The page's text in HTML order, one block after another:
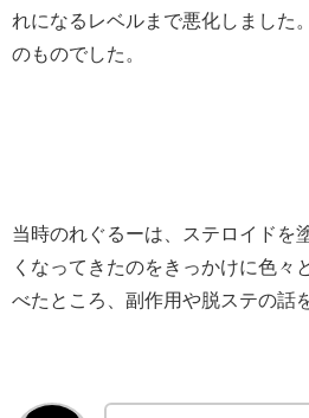
れになるレベルまで悪化しました
のものでした。
当時のれぐるーは、ステロイドを
くなってきたのをきっかけに色々
べたところ、副作用や脱ステの話